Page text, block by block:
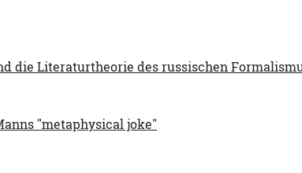
die Literaturtheorie des russischen
"metaphysical joke"